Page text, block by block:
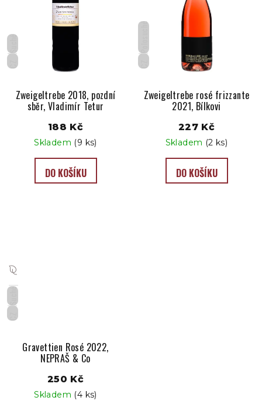
CZ
Suché
Zweigeltrebe 2018, pozdní
sběr, Vladimír Tetur
188 Kč
Skladem (9 ks)
DO KOŠÍKU
CZ
Zweigeltrebe rosé frizzante
2021, Bílkovi
227 Kč
Skladem (2 ks)
DO KOŠÍKU
CZ
Suché
Gravettien Rosé 2022,
NEPRAŠ & Co
250 Kč
Skladem (4 ks)